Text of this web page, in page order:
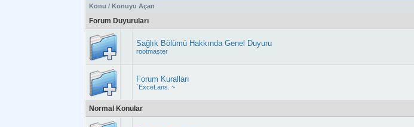
Konu / Konuyu Açan
Forum Duyuruları
Sağlık Bölümü Hakkında Genel Duyuru
rootmaster
Forum Kuralları
`ExceLans. ~
Normal Konular